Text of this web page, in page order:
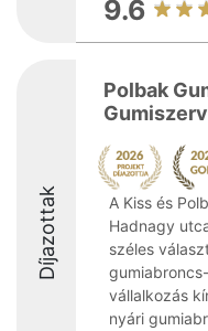
9.6
Díjazottak
Polbak
A Kiss és
Hadnagy
széles
vállalkozás
nyári